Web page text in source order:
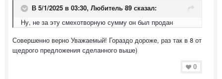
В 5/1/2025 в 03:30, Любитель 89 сказал:
Ну, не за эту смехотворную сумму он был продан
Совершенно верно Уважаемый! Гораздо дороже, раз так в 8 от
щедрого предложения сделанного выше)
0